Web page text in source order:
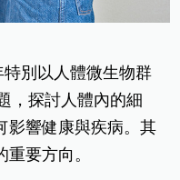
特別以人體微生物群
，探討人體內的細
影響健康與疾病。其
要方向。